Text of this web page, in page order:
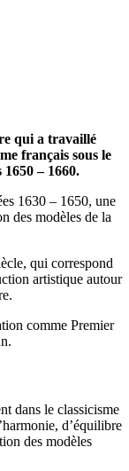
qui a travaillé
français sous le
– 1660.
1630 – 1650, une
des modèles de la
qui correspond
artistique autour
comme Premier
dans le classicisme
d’équilibre
des modèles